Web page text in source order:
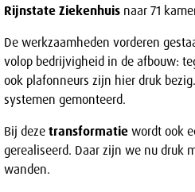
Rijnstate Ziekenhuis naar 71
De werkzaamheden vorderen
volop bedrijvigheid in de afbouw:
ook plafonneurs zijn hier druk
systemen gemonteerd.
Bij deze transformatie wordt ook
gerealiseerd. Daar zijn we nu druk
wanden.